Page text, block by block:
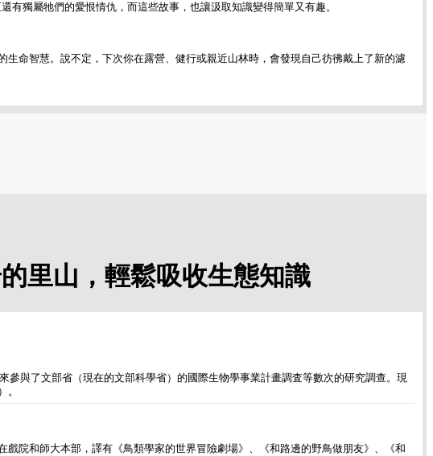
獨屬牠們的愛恨情仇，而這些故事，也讓汲取知識變得簡單又有趣。
命智慧。說不定，下次你在露營、健行或親近山林時，會發現自己彷彿戴上了新的濾
里山，輕鬆吸收生態知識
與了文部省（現在的文部科學省）的國際生物學事業計畫調査等數次的研究調查。現
。
院和師大本部，譯有《鳥類學家的世界冒險劇場》、《和路邊的野鳥做朋友》、《和